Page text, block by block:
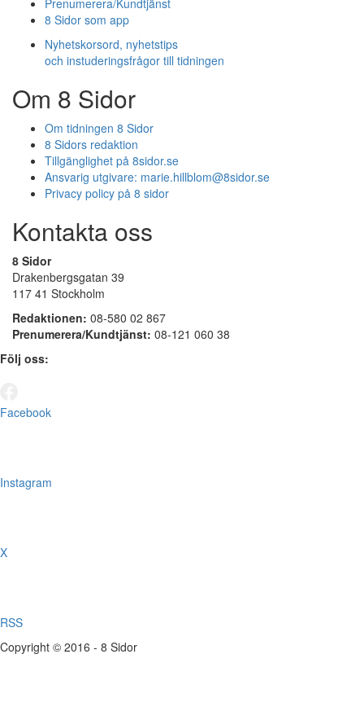
Prenumerera/Kundtjänst
8 Sidor som app
Nyhetskorsord, nyhetstips
och instuderingsfrågor till tidningen
Om 8 Sidor
Om tidningen 8 Sidor
8 Sidors redaktion
Tillgänglighet på 8sidor.se
Ansvarig utgivare: marie.hillblom@8sidor.se
Privacy policy på 8 sidor
Kontakta oss
8 Sidor
Drakenbergsgatan 39
117 41 Stockholm
Redaktionen: 08-580 02 867
Prenumerera/Kundtjänst: 08-121 060 38
Följ oss:
Facebook
Instagram
X
RSS
Copyright © 2016 - 8 Sidor